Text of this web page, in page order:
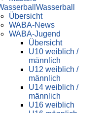
Wasser­ball
Übersicht
WABA-News
WABA-Jugend
Übersicht
U10 weiblich /
männlich
U12 weiblich /
männlich
U14 weiblich /
männlich
U16 weiblich